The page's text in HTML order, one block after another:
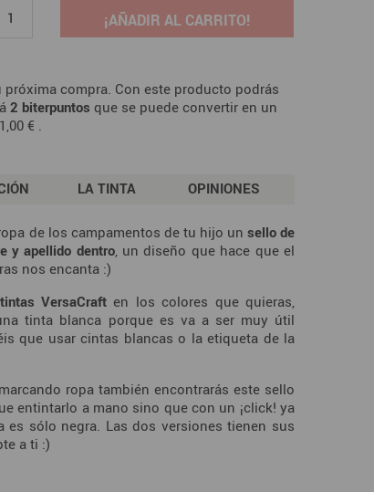
¡AÑADIR AL CARRITO!
próxima compra. Con este producto podrás
2 biterpuntos que se puede convertir en un
1,00 €
LA TINTA OPINIONES
de los campamentos de tu hijo un sello de
y apellido dentro, un diseño que hace que el
nos encanta :)
VersaCraft en los colores que quieras,
tinta blanca porque es va a ser muy útil
que usar cintas blancas o la etiqueta de la
ropa también encontrarás este sello
entintarlo a mano sino que con un ¡click! ya
sólo negra. Las dos versiones tienen sus
a ti :)